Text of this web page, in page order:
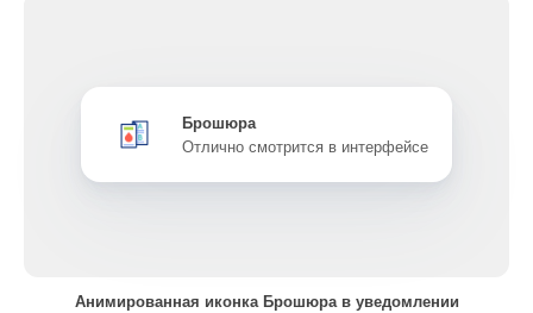
Брошюра
Отлично смотрится в интерфейсе
Анимированная иконка Брошюра в уведомлении